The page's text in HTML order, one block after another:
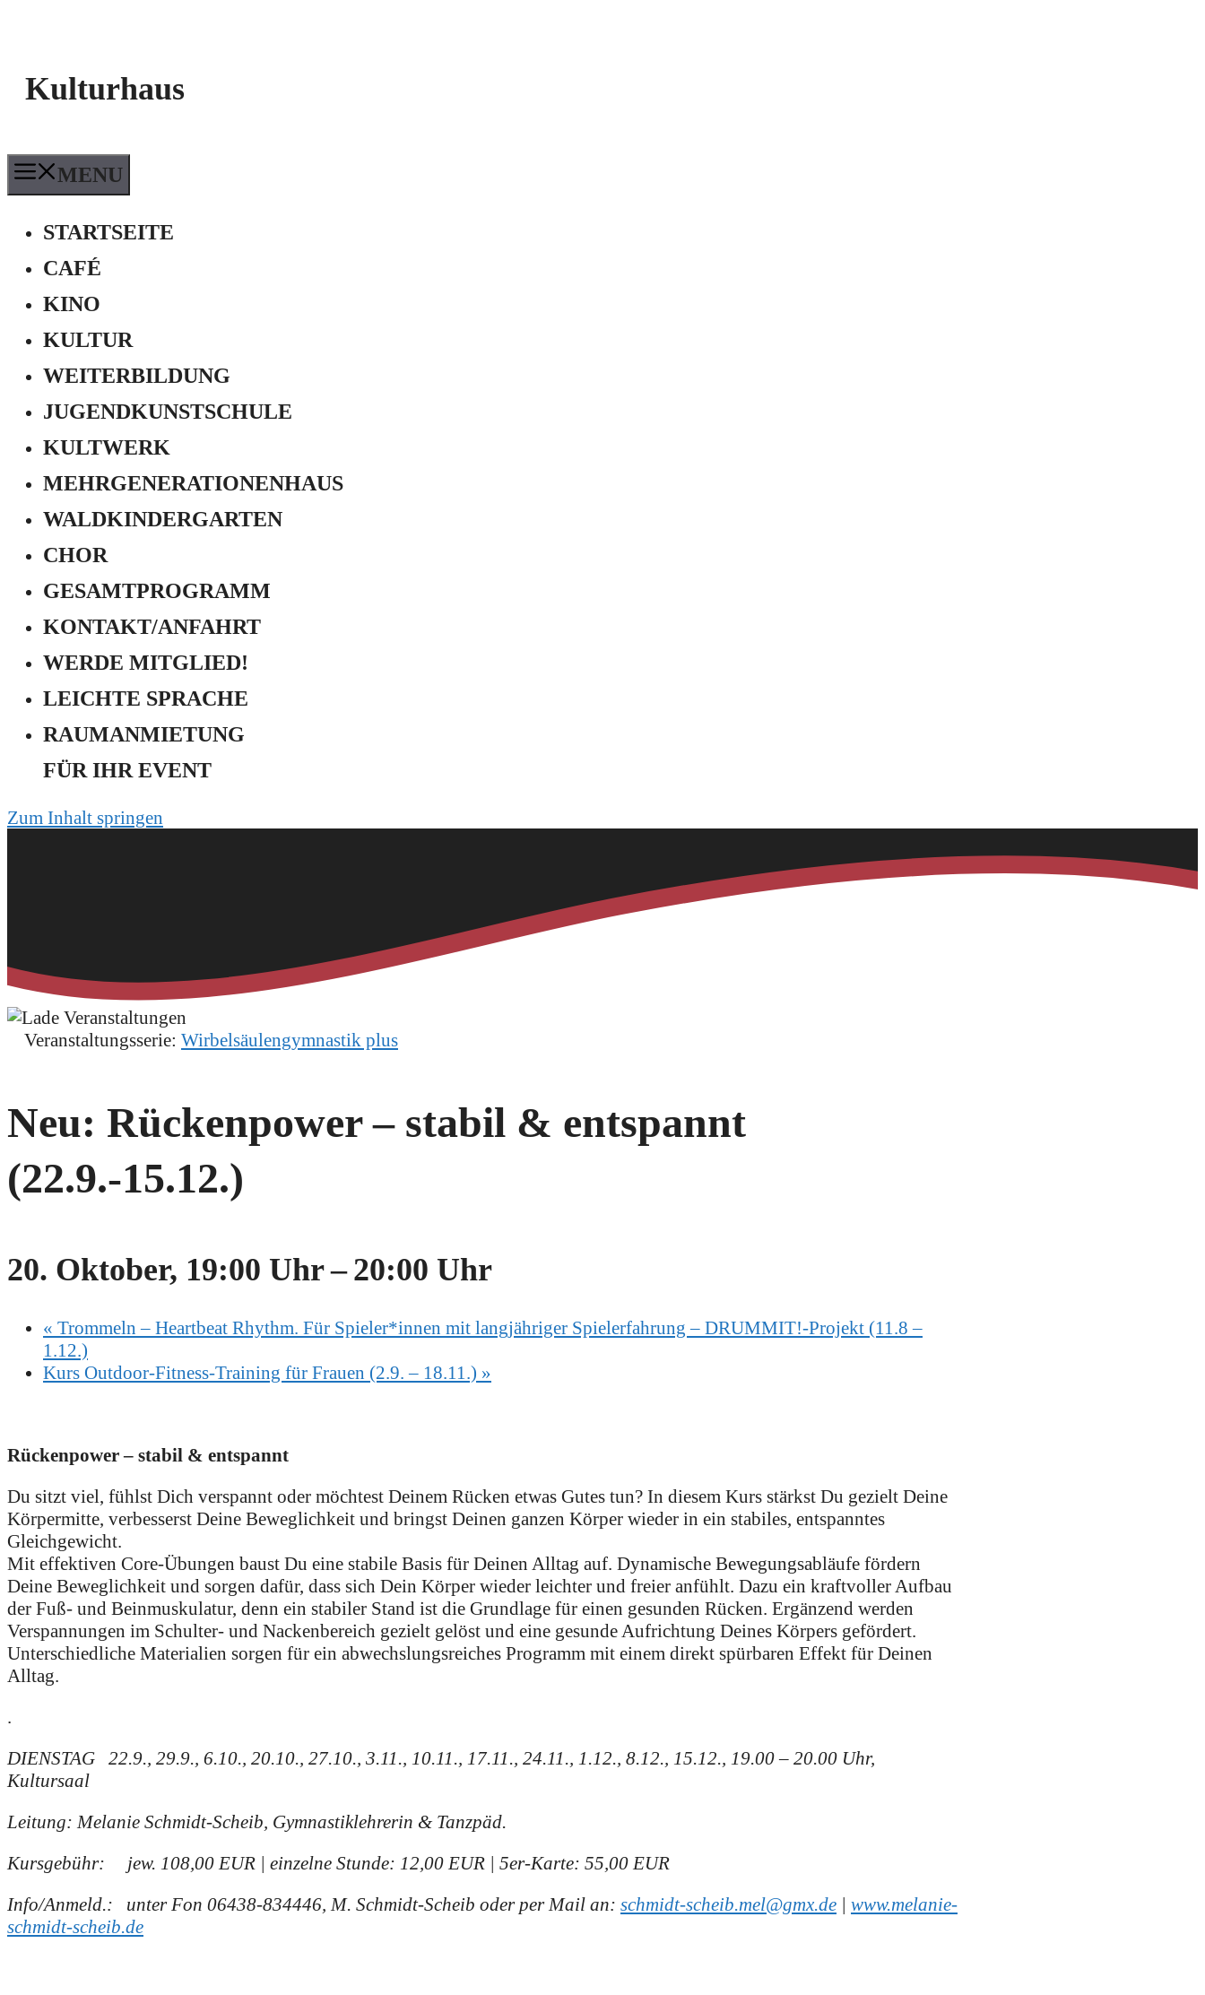
Kulturhaus
MENU
STARTSEITE
CAFÉ
KINO
KULTUR
WEITERBILDUNG
JUGEND­KUNSTSCHULE
KULTWERK
MEHRGENERATIONEN­HAUS
WALDKINDERGARTEN
CHOR
GESAMTPROGRAMM
KONTAKT/ANFAHRT
WERDE MITGLIED!
LEICHTE SPRACHE
RAUMANMIETUNG
FÜR IHR EVENT
Zum Inhalt springen
Veranstaltungsserie: Wirbelsäulengymnastik plus
Neu: Rückenpower – stabil & entspannt
(22.9.-15.12.)
20. Oktober, 19:00 Uhr–20:00 Uhr
« Trommeln – Heartbeat Rhythm. Für Spieler*innen mit langjähriger Spielerfahrung – DRUMMIT!-Projekt (11.8 –
1.12.)
Kurs Outdoor-Fitness-Training für Frauen (2.9. – 18.11.) »
Rückenpower – stabil & entspannt
Du sitzt viel, fühlst Dich verspannt oder möchtest Deinem Rücken etwas Gutes tun? In diesem Kurs stärkst Du gezielt Deine
Körpermitte, verbesserst Deine Beweglichkeit und bringst Deinen ganzen Körper wieder in ein stabiles, entspanntes
Gleichgewicht.
Mit effektiven Core-Übungen baust Du eine stabile Basis für Deinen Alltag auf. Dynamische Bewegungsabläufe fördern
Deine Beweglichkeit und sorgen dafür, dass sich Dein Körper wieder leichter und freier anfühlt. Dazu ein kraftvoller Aufbau
der Fuß- und Beinmuskulatur, denn ein stabiler Stand ist die Grundlage für einen gesunden Rücken. Ergänzend werden
Verspannungen im Schulter- und Nackenbereich gezielt gelöst und eine gesunde Aufrichtung Deines Körpers gefördert.
Unterschiedliche Materialien sorgen für ein abwechslungsreiches Programm mit einem direkt spürbaren Effekt für Deinen
Alltag.
.
DIENSTAG 22.9., 29.9., 6.10., 20.10., 27.10., 3.11., 10.11., 17.11., 24.11., 1.12., 8.12., 15.12., 19.00 – 20.00 Uhr,
Kultursaal
Leitung: Melanie Schmidt-Scheib, Gymnastiklehrerin & Tanzpäd.
Kursgebühr: jew. 108,00 EUR | einzelne Stunde: 12,00 EUR | 5er-Karte: 55,00 EUR
Info/Anmeld.: unter Fon 06438-834446, M. Schmidt-Scheib oder per Mail an: schmidt-scheib.mel@gmx.de | www.melanie-
schmidt-scheib.de